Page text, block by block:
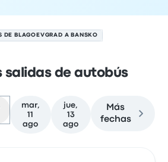
DE BLAGOEVGRAD A BANSKO
salidas de autobús
mar,
11
ago
jue,
13
ago
Más
fechas